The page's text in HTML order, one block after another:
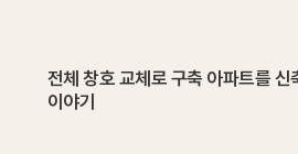
전체 창호 교체로 구축 아파트를
이야기